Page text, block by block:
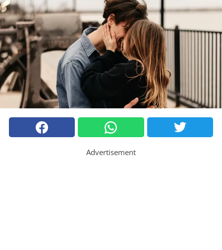
Advertisement